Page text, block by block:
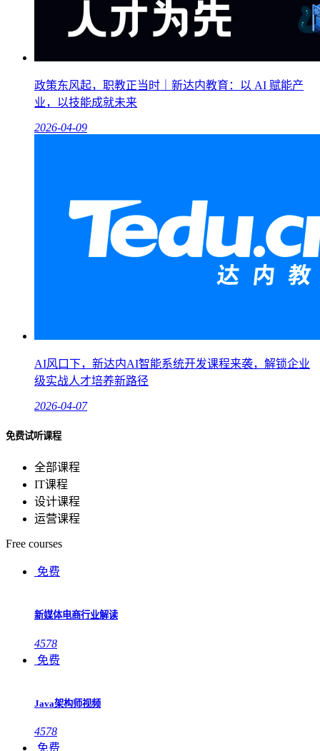
政策东风起，职教正当时｜新达内教育：以 AI 赋能产
业，以技能成就未来
2026-04-09
AI风口下，新达内AI智能系统开发课程来袭，解锁企业
级实战人才培养新路径
2026-04-07
免费试听课程
全部课程
IT课程
设计课程
运营课程
Free courses
免费
新媒体电商行业解读
4578
免费
Java架构师视频
4578
免费